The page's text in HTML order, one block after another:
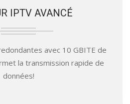
IPTV AVANCÉ
avec 10 GBITE de
la transmission rapide de
données!